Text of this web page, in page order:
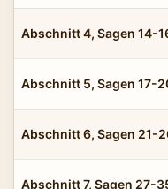
Abschnitt 4, Sagen 14-
Abschnitt 5, Sagen 17-
Abschnitt 6, Sagen 21-
Abschnitt 7, Sagen 27-